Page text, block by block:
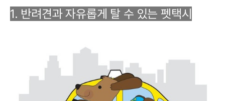
1. 반려견과 자유롭게 탈 수 있는 펫택시